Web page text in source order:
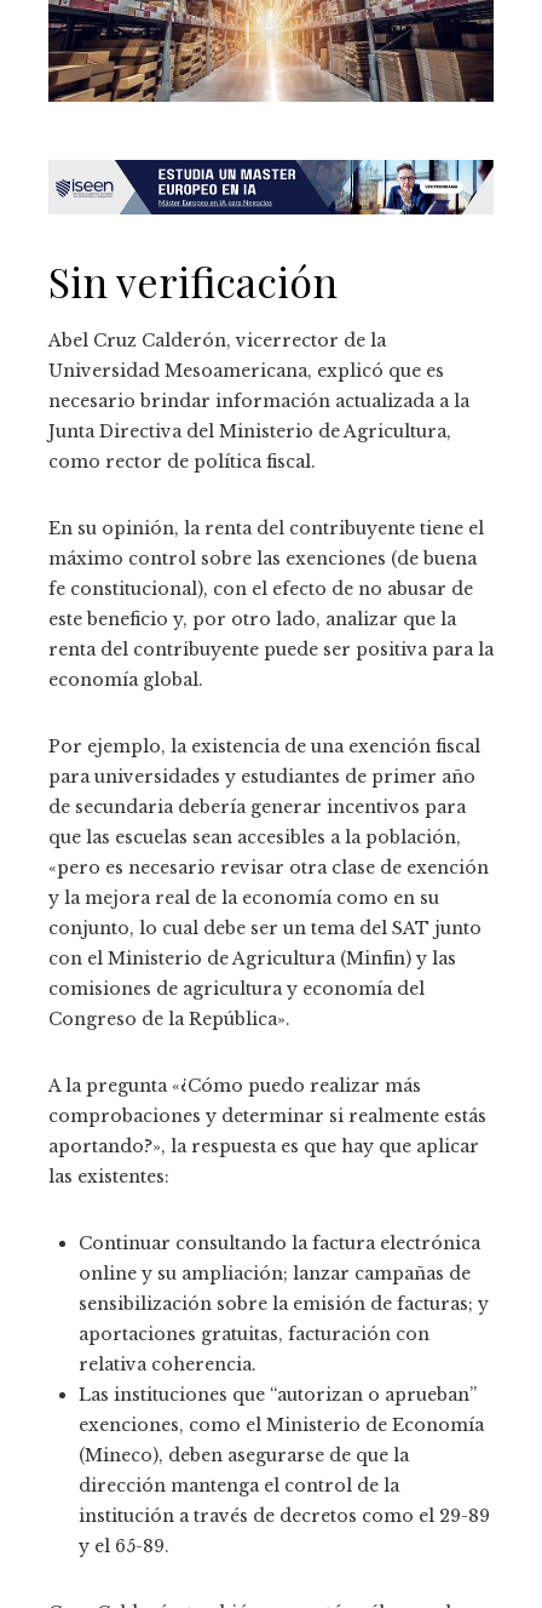
Sin verificación
Abel Cruz Calderón, vicerrector de la
Universidad Mesoamericana, explicó que es
necesario brindar información actualizada a la
Junta Directiva del Ministerio de Agricultura,
como rector de política fiscal.
En su opinión, la renta del contribuyente tiene el
máximo control sobre las exenciones (de buena
fe constitucional), con el efecto de no abusar de
este beneficio y, por otro lado, analizar que la
renta del contribuyente puede ser positiva para la
economía global.
Por ejemplo, la existencia de una exención fiscal
para universidades y estudiantes de primer año
de secundaria debería generar incentivos para
que las escuelas sean accesibles a la población,
«pero es necesario revisar otra clase de exención
y la mejora real de la economía como en su
conjunto, lo cual debe ser un tema del SAT junto
con el Ministerio de Agricultura (Minfin) y las
comisiones de agricultura y economía del
Congreso de la República».
A la pregunta «¿Cómo puedo realizar más
comprobaciones y determinar si realmente estás
aportando?», la respuesta es que hay que aplicar
las existentes:
Continuar consultando la factura electrónica
online y su ampliación; lanzar campañas de
sensibilización sobre la emisión de facturas; y
aportaciones gratuitas, facturación con
relativa coherencia.
Las instituciones que “autorizan o aprueban”
exenciones, como el Ministerio de Economía
(Mineco), deben asegurarse de que la
dirección mantenga el control de la
institución a través de decretos como el 29-89
y el 65-89.